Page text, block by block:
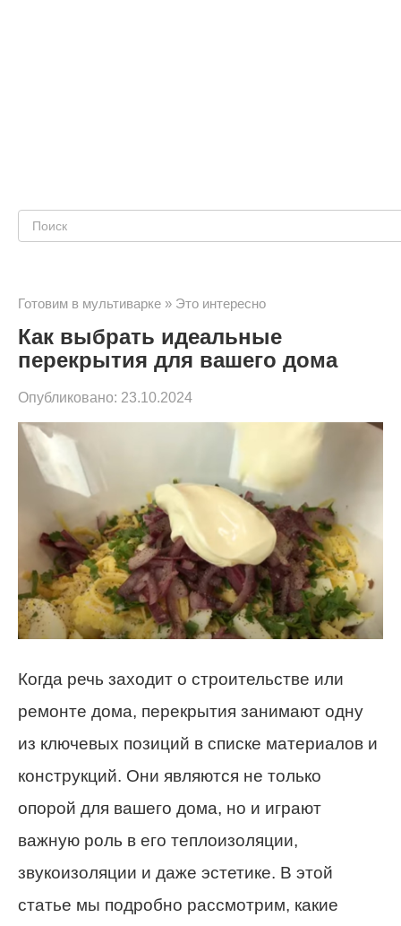
Поиск:
Готовим в мультиварке » Это интересно
Как выбрать идеальные
перекрытия для вашего дома
Опубликовано: 23.10.2024
Когда речь заходит о строительстве или
ремонте дома, перекрытия занимают одну
из ключевых позиций в списке материалов и
конструкций. Они являются не только
опорой для вашего дома, но и играют
важную роль в его теплоизоляции,
звукоизоляции и даже эстетике. В этой
статье мы подробно рассмотрим, какие